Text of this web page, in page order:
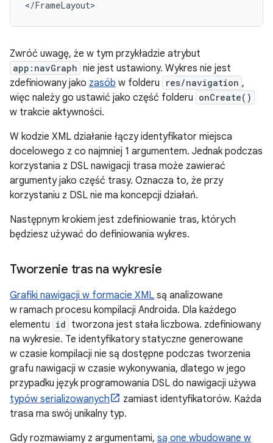
Zwróć uwagę, że w tym przykładzie atrybut
app:navGraph nie jest ustawiony. Wykres nie jest
zdefiniowany jako zasób w folderu res/navigation ,
więc należy go ustawić jako część folderu onCreate()
w trakcie aktywności.
W kodzie XML działanie łączy identyfikator miejsca
docelowego z co najmniej 1 argumentem. Jednak podczas
korzystania z DSL nawigacji trasa może zawierać
argumenty jako część trasy. Oznacza to, że przy
korzystaniu z DSL nie ma koncepcji działań.
Następnym krokiem jest zdefiniowanie tras, których
będziesz używać do definiowania wykres.
Tworzenie tras na wykresie
Grafiki nawigacji w formacie XML są analizowane
w ramach procesu kompilacji Androida. Dla każdego
elementu id tworzona jest stała liczbowa. zdefiniowany
na wykresie. Te identyfikatory statyczne generowane
w czasie kompilacji nie są dostępne podczas tworzenia
grafu nawigacji w czasie wykonywania, dlatego w jego
przypadku język programowania DSL do nawigacji używa
typów serializowanych
zamiast identyfikatorów. Każda
trasa ma swój unikalny typ.
Gdy rozmawiamy z argumentami, są one wbudowane w